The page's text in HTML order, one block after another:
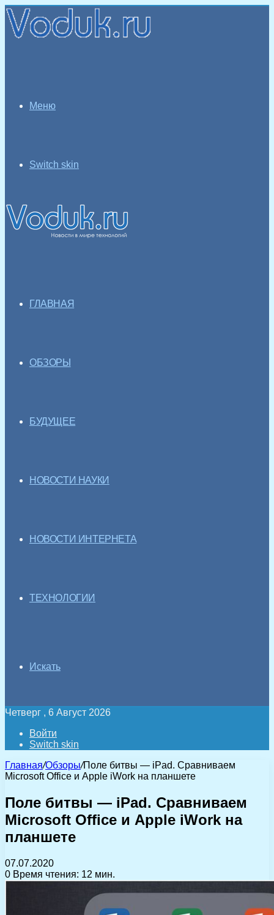
Меню
Switch skin
ГЛАВНАЯ
ОБЗОРЫ
БУДУЩЕЕ
НОВОСТИ НАУКИ
НОВОСТИ ИНТЕРНЕТА
ТЕХНОЛОГИИ
Искать
Четверг , 6 Август 2026
Войти
Switch skin
Главная/Обзоры/Поле битвы — iPad. Сравниваем
Microsoft Office и Apple iWork на планшете
Поле битвы — iPad. Сравниваем
Microsoft Office и Apple iWork на
планшете
07.07.2020
0 Время чтения: 12 мин.